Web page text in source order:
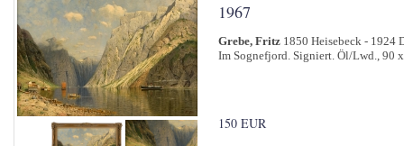
1967
Grebe, Fritz 1850 Heisebeck - 1924
Im Sognefjord. Signiert. Öl/Lwd., 90
150 EUR